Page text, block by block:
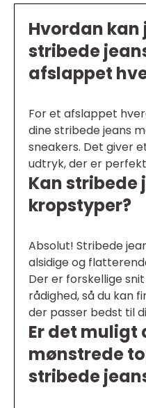
Hvordan kan
stribede
afslappet
For et afslappet
dine stribede jeans
sneakers. Det giver
udtryk, der er
Kan
kropstyper?
Absolut! Stribede
alsidige og
Der er forskellige
rådighed, så du kan
der passer bedst til
Er det muligt
mønstrede
stribede